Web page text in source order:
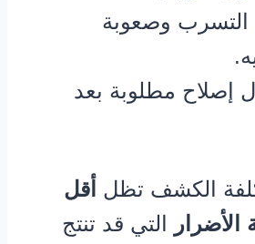
وصعوبة
إصلاح مطلوبة بعد
الكشف تظل أقل
الأضرار التي قد تنتج